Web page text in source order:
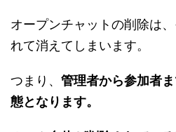
オープンチャットの削除は
れて消えてしまいます。
つまり、 管理者から参加者
態となります。